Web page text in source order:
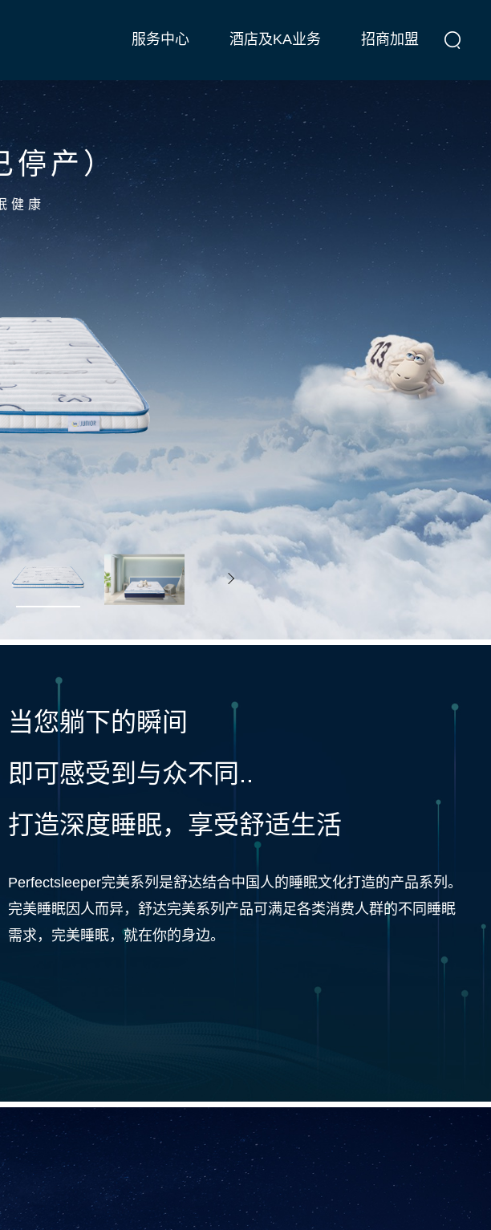
服务中心 酒店及KA业务 招商加盟
停产）
健康
当您躺下的瞬间
即可感受到与众不同..
打造深度睡眠，享受舒适生活
Perfectsleeper完美系列是舒达结合中国人的睡眠文化打造的产品系列。
完美睡眠因人而异，舒达完美系列产品可满足各类消费人群的不同睡眠
需求，完美睡眠，就在你的身边。